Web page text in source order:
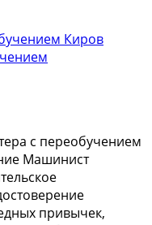
с переобучением
Машинист
привычек,